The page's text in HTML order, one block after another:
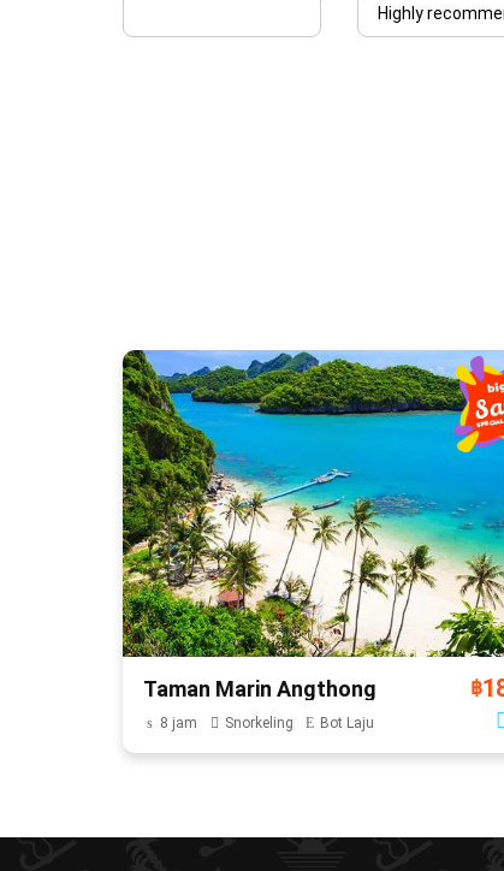
Taman Marin Angthong ฿
8 jam Snorkeling Bot Laju